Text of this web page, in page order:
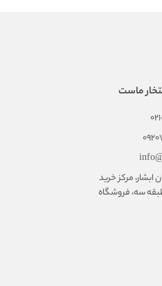
ماست
مرکز خرید
سه، فروشگاه